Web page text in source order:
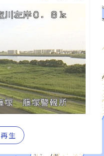
再生
fast_forward